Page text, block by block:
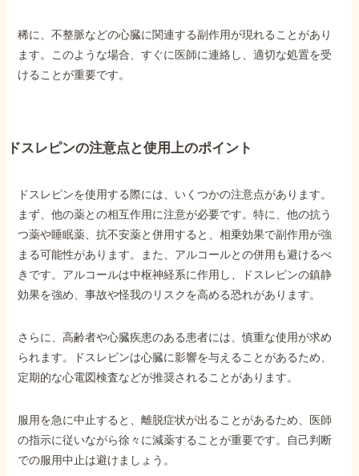
稀に、不整脈などの心臓に関連する副作用が現れることがあり
ます。このような場合、すぐに医師に連絡し、適切な処置を受
けることが重要です。
ドスレピンの注意点と使用上のポイント
ドスレピンを使用する際には、いくつかの注意点があります。
まず、他の薬との相互作用に注意が必要です。特に、他の抗う
つ薬や睡眠薬、抗不安薬と併用すると、相乗効果で副作用が強
まる可能性があります。また、アルコールとの併用も避けるべ
きです。アルコールは中枢神経系に作用し、ドスレピンの鎮静
効果を強め、事故や怪我のリスクを高める恐れがあります。
さらに、高齢者や心臓疾患のある患者には、慎重な使用が求め
られます。ドスレピンは心臓に影響を与えることがあるため、
定期的な心電図検査などが推奨されることがあります。
服用を急に中止すると、離脱症状が出ることがあるため、医師
の指示に従いながら徐々に減薬することが重要です。自己判断
での服用中止は避けましょう。